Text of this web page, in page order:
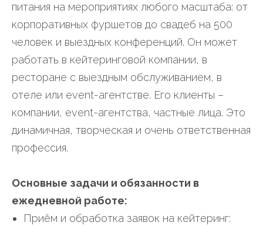
питания на мероприятиях любого масштаба: от
корпоративных фуршетов до свадеб на 500
человек и выездных конференций. Он может
работать в кейтеринговой компании, в
ресторане с выездным обслуживанием, в
отеле или event-агентстве. Его клиенты –
компании, event-агентства, частные лица. Это
динамичная, творческая и очень ответственная
профессия.
Основные задачи и обязанности в
ежедневной работе:
Приём и обработка заявок на кейтеринг: